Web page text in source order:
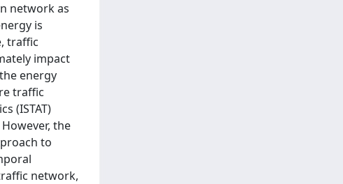
network as
is
traffic
impact
energy
traffic
(ISTAT)
the
to
network,